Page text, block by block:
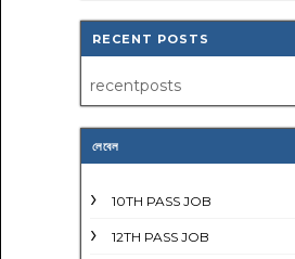
RECENT POSTS
recentposts
লেবেল
10TH PASS JOB
12TH PASS JOB